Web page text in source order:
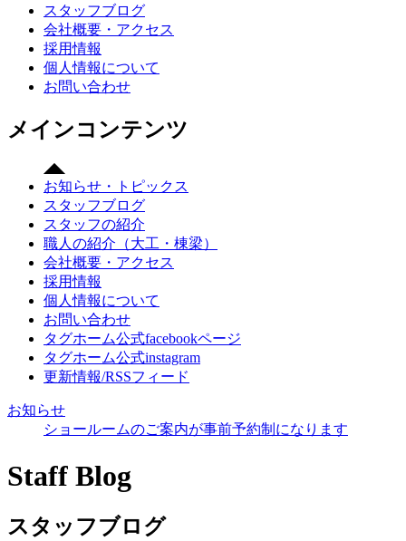
スタッフブログ
会社概要・アクセス
採用情報
個人情報について
お問い合わせ
メインコンテンツ
お知らせ・トピックス
スタッフブログ
スタッフの紹介
職人の紹介（大工・棟梁）
会社概要・アクセス
採用情報
個人情報について
お問い合わせ
タグホーム公式facebookページ
タグホーム公式instagram
更新情報/RSSフィード
お知らせ
ショールームのご案内が事前予約制になります
Staff Blog
スタッフブログ